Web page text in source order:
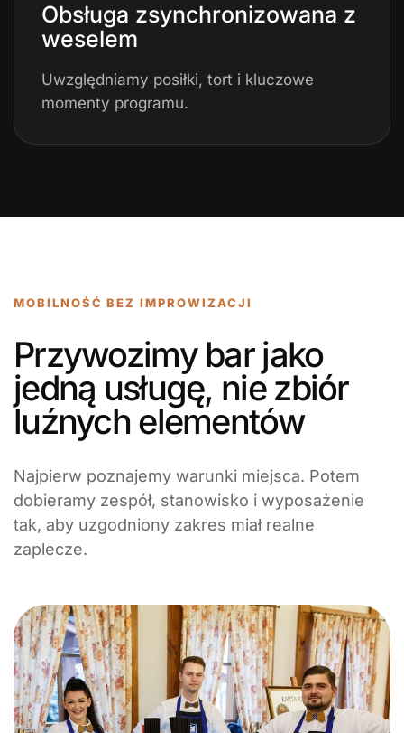
Obsługa zsynchronizowana z
weselem
Uwzględniamy posiłki, tort i kluczowe
momenty programu.
MOBILNOŚĆ BEZ IMPROWIZACJI
Przywozimy bar jako
jedną usługę, nie zbiór
luźnych elementów
Najpierw poznajemy warunki miejsca. Potem
dobieramy zespół, stanowisko i wyposażenie
tak, aby uzgodniony zakres miał realne
zaplecze.